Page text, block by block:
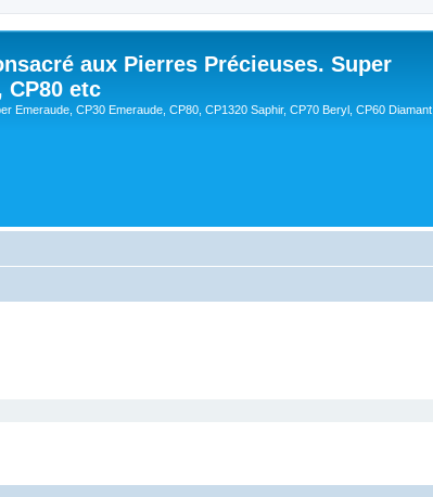
aux Pierres Précieuses. Super
CP80 etc
Emeraude, CP30 Emeraude, CP80, CP1320 Saphir, CP70 Beryl, CP60 Diamant,